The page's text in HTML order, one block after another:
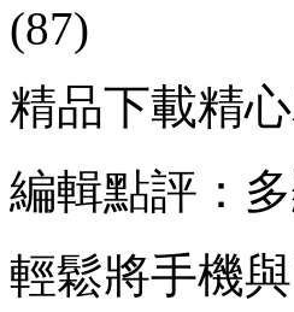
(87)
精品下載精
編輯點評：
輕鬆將手機